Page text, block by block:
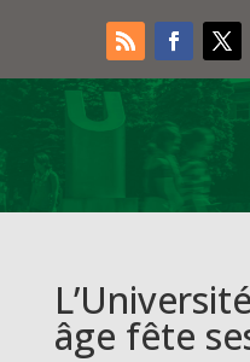
âge fête